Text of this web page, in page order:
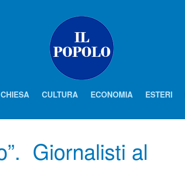
CHIESA CULTURA ECONOMIA ESTERI
Giornalisti al